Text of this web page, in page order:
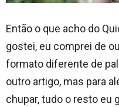
Então o que acho do
gostei, eu comprei de
formato diferente de
outro artigo, mas para
chupar, tudo o resto eu